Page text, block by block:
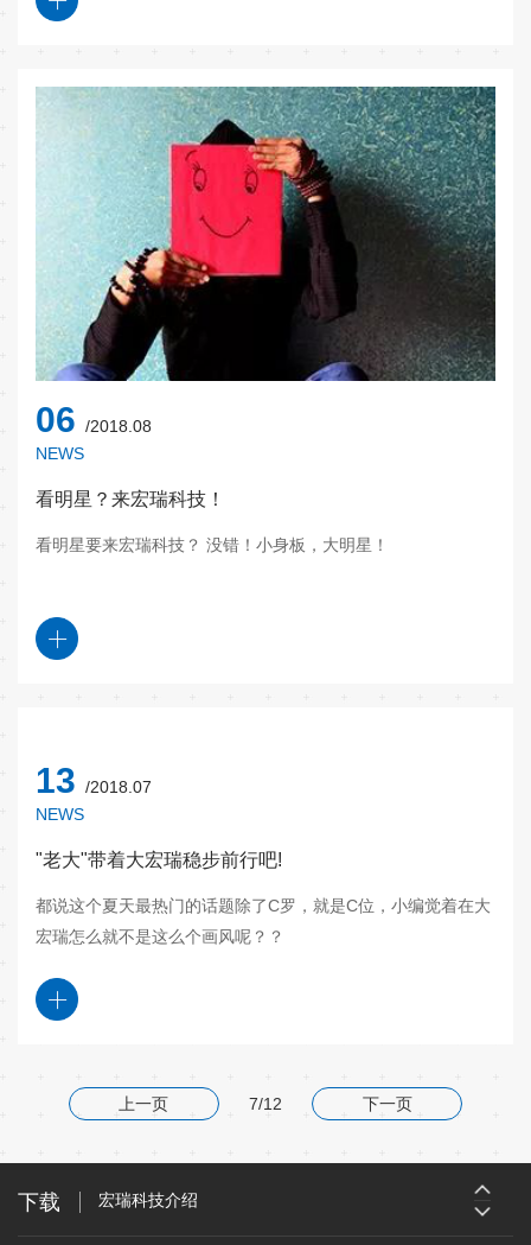
06 /2018.08
NEWS
看明星？来宏瑞科技！
看明星要来宏瑞科技？ 没错！小身板，大明星！
13 /2018.07
NEWS
"老大"带着大宏瑞稳步前行吧!
都说这个夏天最热门的话题除了C罗，就是C位，小编觉着在大
宏瑞怎么就不是这么个画风呢？？
上一页 7/12 下一页
下载
宏瑞科技介绍
宏瑞科技介绍